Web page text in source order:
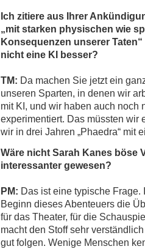
Ich zitiere aus Ihrer
„mit starken physischen wie
Konsequenzen unserer
nicht eine KI besser?
TM: Da machen Sie jetzt ein
unseren Sparten, in denen wir
mit KI, und wir haben auch noch
experimentiert. Das müssten wir
wir in drei Jahren „Phaedra“ mit
Wäre nicht Sarah Kanes böse
interessanter gewesen?
PM: Das ist eine typische
Beginn dieses Abenteuers die
für das Theater, für die
macht den Stoff sehr
gut folgen. Wenige Menschen